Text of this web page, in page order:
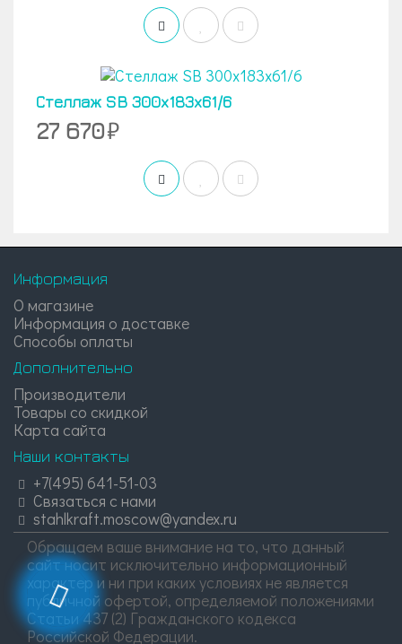
Стеллаж SB 300x183x61/6
27 670
Информация
О магазине
Информация о доставке
Способы оплаты
Дополнительно
Производители
Товары со скидкой
Карта сайта
Наши контакты
+7(495) 641-51-03
Связаться с нами
stahlkraft.moscow@yandex.ru
Обращаем ваше внимание на то, что данный
сайт носит исключительно информационный
характер и ни при каких условиях не является
публичной офертой, определяемой положениями
Статьи 437 (2) Гражданского кодекса
Российской Федерации.